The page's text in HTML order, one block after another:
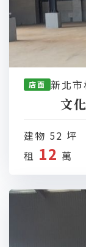
店面 新北市
文
建物 52 坪
租 12 萬